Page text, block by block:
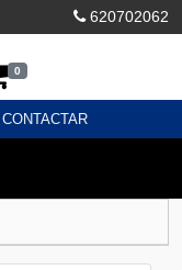
620702062
0
CONTACTAR